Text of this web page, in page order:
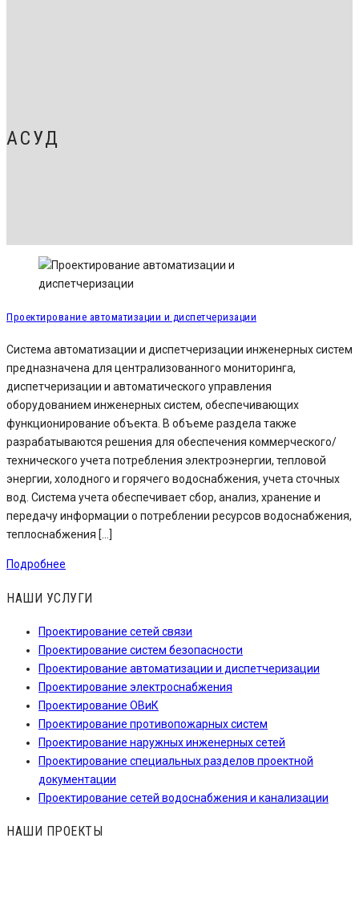
АСУД
Проектирование автоматизации и диспетчеризации
Система автоматизации и диспетчеризации инженерных систем
предназначена для централизованного мониторинга,
диспетчеризации и автоматического управления
оборудованием инженерных систем, обеспечивающих
функционирование объекта. В объеме раздела также
разрабатываются решения для обеспечения коммерческого/
технического учета потребления электроэнергии, тепловой
энергии, холодного и горячего водоснабжения, учета сточных
вод. Система учета обеспечивает сбор, анализ, хранение и
передачу информации о потреблении ресурсов водоснабжения,
теплоснабжения […]
Подробнее
НАШИ УСЛУГИ
Проектирование сетей связи
Проектирование систем безопасности
Проектирование автоматизации и диспетчеризации
Проектирование электроснабжения
Проектирование ОВиК
Проектирование противопожарных систем
Проектирование наружных инженерных сетей
Проектирование специальных разделов проектной
документации
Проектирование сетей водоснабжения и канализации
НАШИ ПРОЕКТЫ